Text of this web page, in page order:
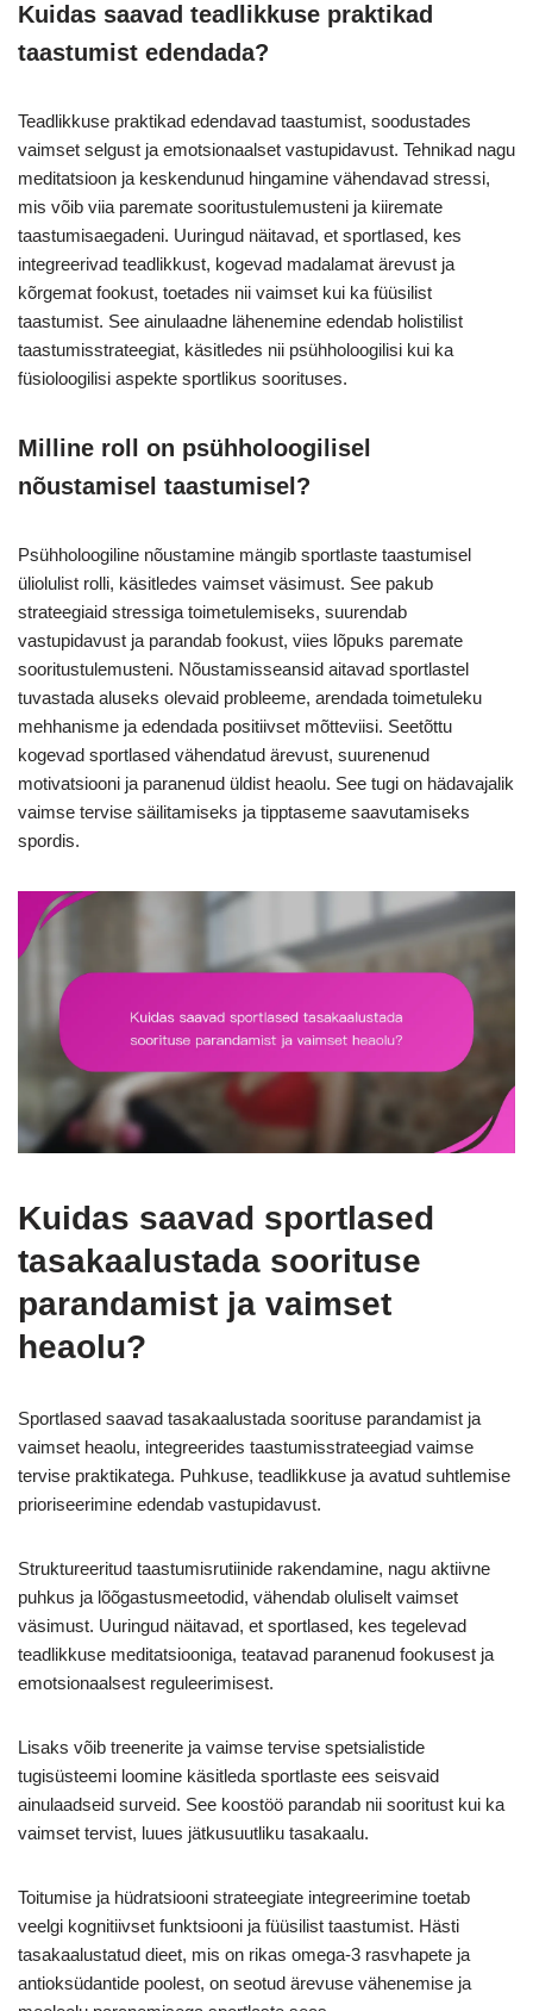
Kuidas saavad teadlikkuse praktikad
taastumist edendada?
Teadlikkuse praktikad edendavad taastumist, soodustades
vaimset selgust ja emotsionaalset vastupidavust. Tehnikad nagu
meditatsioon ja keskendunud hingamine vähendavad stressi,
mis võib viia paremate sooritustulemusteni ja kiiremate
taastumisaegadeni. Uuringud näitavad, et sportlased, kes
integreerivad teadlikkust, kogevad madalamat ärevust ja
kõrgemat fookust, toetades nii vaimset kui ka füüsilist
taastumist. See ainulaadne lähenemine edendab holistilist
taastumisstrateegiat, käsitledes nii psühholoogilisi kui ka
füsioloogilisi aspekte sportlikus soorituses.
Milline roll on psühholoogilisel
nõustamisel taastumisel?
Psühholoogiline nõustamine mängib sportlaste taastumisel
üliolulist rolli, käsitledes vaimset väsimust. See pakub
strateegiaid stressiga toimetulemiseks, suurendab
vastupidavust ja parandab fookust, viies lõpuks paremate
sooritustulemusteni. Nõustamisseansid aitavad sportlastel
tuvastada aluseks olevaid probleeme, arendada toimetuleku
mehhanisme ja edendada positiivset mõtteviisi. Seetõttu
kogevad sportlased vähendatud ärevust, suurenenud
motivatsiooni ja paranenud üldist heaolu. See tugi on hädavajalik
vaimse tervise säilitamiseks ja tipptaseme saavutamiseks
spordis.
Kuidas saavad sportlased
tasakaalustada soorituse
parandamist ja vaimset
heaolu?
Sportlased saavad tasakaalustada soorituse parandamist ja
vaimset heaolu, integreerides taastumisstrateegiad vaimse
tervise praktikatega. Puhkuse, teadlikkuse ja avatud suhtlemise
prioriseerimine edendab vastupidavust.
Struktureeritud taastumisrutiinide rakendamine, nagu aktiivne
puhkus ja lõõgastusmeetodid, vähendab oluliselt vaimset
väsimust. Uuringud näitavad, et sportlased, kes tegelevad
teadlikkuse meditatsiooniga, teatavad paranenud fookusest ja
emotsionaalsest reguleerimisest.
Lisaks võib treenerite ja vaimse tervise spetsialistide
tugisüsteemi loomine käsitleda sportlaste ees seisvaid
ainulaadseid surveid. See koostöö parandab nii sooritust kui ka
vaimset tervist, luues jätkusuutliku tasakaalu.
Toitumise ja hüdratsiooni strateegiate integreerimine toetab
veelgi kognitiivset funktsiooni ja füüsilist taastumist. Hästi
tasakaalustatud dieet, mis on rikas omega-3 rasvhapete ja
antioksüdantide poolest, on seotud ärevuse vähenemise ja